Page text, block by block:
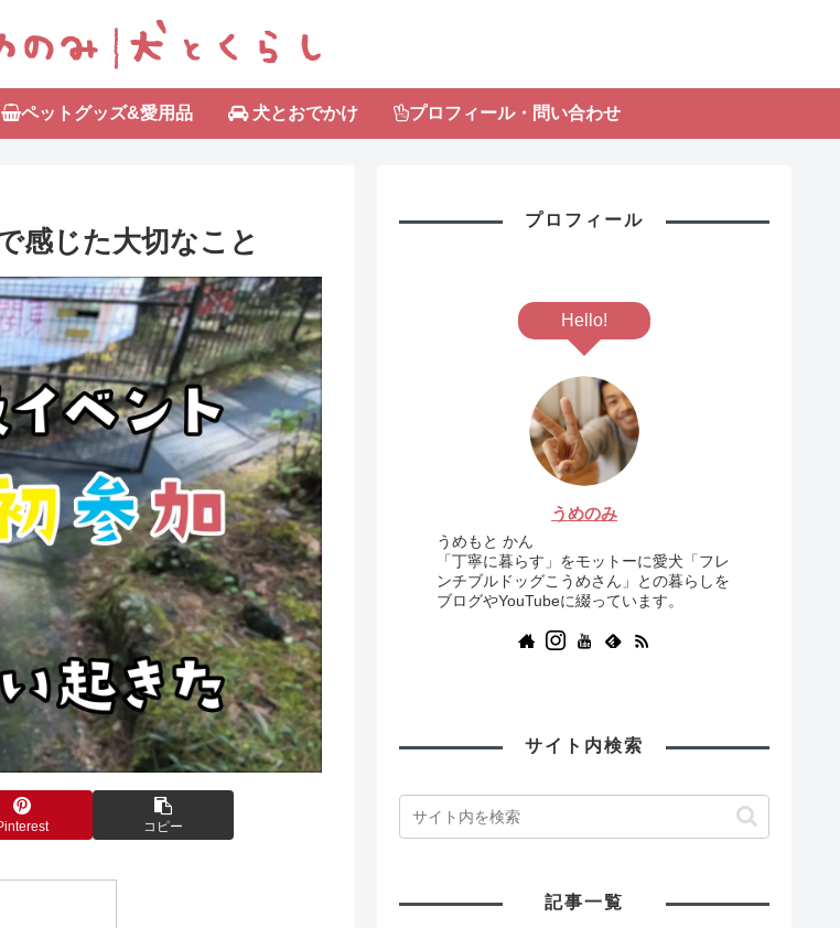
ペットグッズ&愛用品 犬とおでかけ プロフィール・問い合わせ
感じた大切なこと
コピー
プロフィール
Hello!
うめのみ
うめもと かん
「丁寧に暮らす」をモットーに愛犬「フレ
ンチブルドッグこうめさん」との暮らしを
ブログやYouTubeに綴っています。
サイト内検索
記事一覧